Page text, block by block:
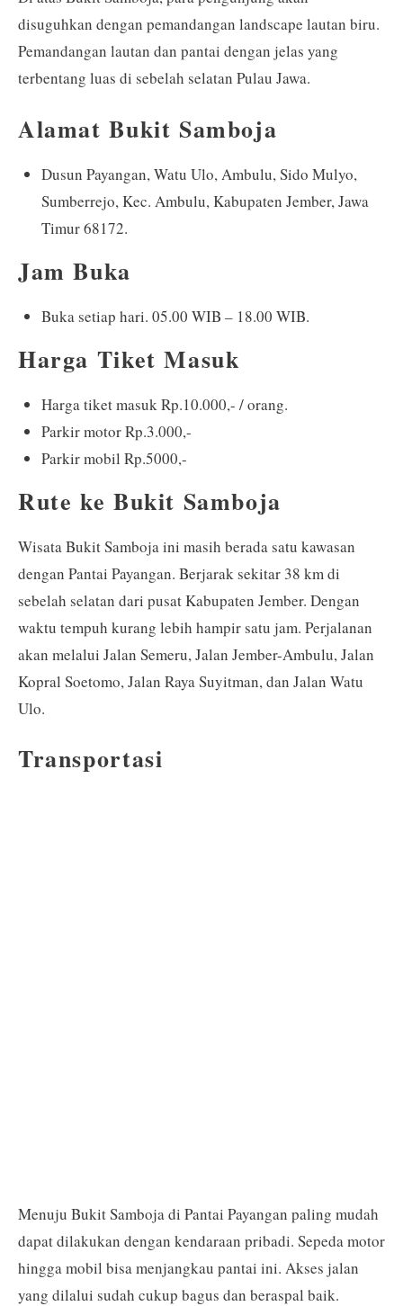
disuguhkan dengan pemandangan landscape lautan biru.
Pemandangan lautan dan pantai dengan jelas yang
terbentang luas di sebelah selatan Pulau Jawa.
Alamat Bukit Samboja
Dusun Payangan, Watu Ulo, Ambulu, Sido Mulyo,
Sumberrejo, Kec. Ambulu, Kabupaten Jember, Jawa
Timur 68172.
Jam Buka
Buka setiap hari. 05.00 WIB – 18.00 WIB.
Harga Tiket Masuk
Harga tiket masuk Rp.10.000,- / orang.
Parkir motor Rp.3.000,-
Parkir mobil Rp.5000,-
Rute ke Bukit Samboja
Wisata Bukit Samboja ini masih berada satu kawasan
dengan Pantai Payangan. Berjarak sekitar 38 km di
sebelah selatan dari pusat Kabupaten Jember. Dengan
waktu tempuh kurang lebih hampir satu jam. Perjalanan
akan melalui Jalan Semeru, Jalan Jember-Ambulu, Jalan
Kopral Soetomo, Jalan Raya Suyitman, dan Jalan Watu
Ulo.
Transportasi
Menuju Bukit Samboja di Pantai Payangan paling mudah
dapat dilakukan dengan kendaraan pribadi. Sepeda motor
hingga mobil bisa menjangkau pantai ini. Akses jalan
yang dilalui sudah cukup bagus dan beraspal baik.